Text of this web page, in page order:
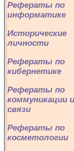
Рефераты по
информатике
Исторические
личности
Рефераты по
кибернетике
Рефераты по
коммуникации и
связи
Рефераты по
косметологии